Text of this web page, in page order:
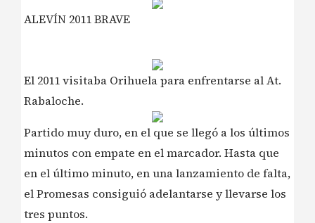
ALEVÍN 2011 BRAVE
El 2011 visitaba Orihuela para enfrentarse al At.
Rabaloche.
Partido muy duro, en el que se llegó a los últimos
minutos con empate en el marcador. Hasta que
en el último minuto, en una lanzamiento de falta,
el Promesas consiguió adelantarse y llevarse los
tres puntos.